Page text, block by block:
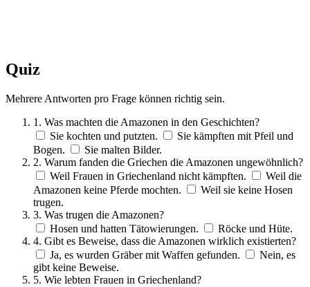
Quiz
Mehrere Antworten pro Frage können richtig sein.
1. Was machten die Amazonen in den Geschichten?
Sie kochten und putzten.
Sie kämpften mit Pfeil und
Bogen.
Sie malten Bilder.
2. Warum fanden die Griechen die Amazonen ungewöhnlich?
Weil Frauen in Griechenland nicht kämpften.
Weil die
Amazonen keine Pferde mochten.
Weil sie keine Hosen
trugen.
3. Was trugen die Amazonen?
Hosen und hatten Tätowierungen.
Röcke und Hüte.
4. Gibt es Beweise, dass die Amazonen wirklich existierten?
Ja, es wurden Gräber mit Waffen gefunden.
Nein, es
gibt keine Beweise.
5. Wie lebten Frauen in Griechenland?